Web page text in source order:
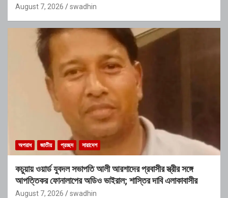
August 7, 2026 swadhin
অপরাধ জাতীয় প্রচ্ছদ সারাদেশ
কচুয়ায় ওয়ার্ড যুবদল সভাপতি আলী আরশাদের প্রবাসীর স্ত্রীর সঙ্গে
আপত্তিকর ফোনালাপের অডিও ভাইরাল; শাস্তির দাবি এলাকাবাসীর
August 7, 2026 swadhin